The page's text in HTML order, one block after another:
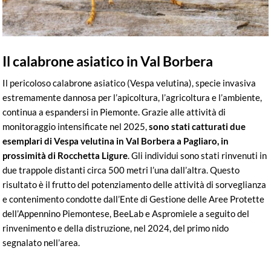
Il calabrone asiatico in Val Borbera
Il pericoloso calabrone asiatico (Vespa velutina), specie invasiva
estremamente dannosa per l’apicoltura, l’agricoltura e l’ambiente,
continua a espandersi in Piemonte. Grazie alle attività di
monitoraggio intensificate nel 2025,sono stati catturati due
esemplari di Vespa velutina in Val Borbera a Pagliaro, in
prossimità di Rocchetta Ligure. Gli individui sono stati rinvenuti in
due trappole distanti circa 500 metri l’una dall’altra. Questo
risultato è il frutto del potenziamento delle attività di sorveglianza
e contenimento condotte dall’Ente di Gestione delle Aree Protette
dell’Appennino Piemontese, BeeLab e Aspromiele a seguito del
rinvenimento e della distruzione, nel 2024, del primo nido
segnalato nell’area.